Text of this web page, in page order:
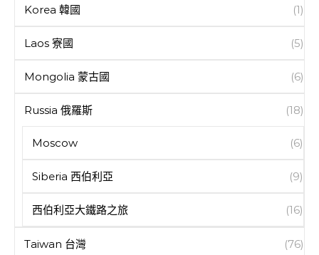
Korea 韓國 (1)
Laos 寮國 (5)
Mongolia 蒙古國 (6)
Russia 俄羅斯 (18)
Moscow (6)
Siberia 西伯利亞 (9)
西伯利亞大鐵路之旅 (16)
Taiwan 台灣 (76)